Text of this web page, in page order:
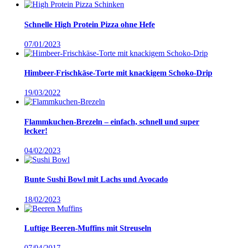
Schnelle High Protein Pizza ohne Hefe
07/01/2023
Himbeer-Frischkäse-Torte mit knackigem Schoko-Drip
19/03/2022
Flammkuchen-Brezeln – einfach, schnell und super
lecker!
04/02/2023
Bunte Sushi Bowl mit Lachs und Avocado
18/02/2023
Luftige Beeren-Muffins mit Streuseln